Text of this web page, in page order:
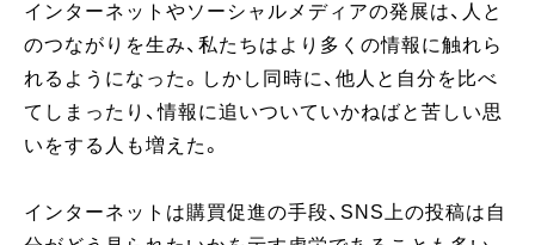
インターネットやソーシャルメディアの発展は、人と
のつながりを生み、私たちはより多くの情報に触れら
れるようになった。しかし同時に、他人と自分を比べ
てしまったり、情報に追いついていかねばと苦しい思
いをする人も増えた。
インターネットは購買促進の手段、SNS上の投稿は自